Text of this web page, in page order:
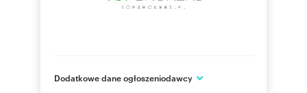
Dodatkowe dane ogłoszeniodawcy